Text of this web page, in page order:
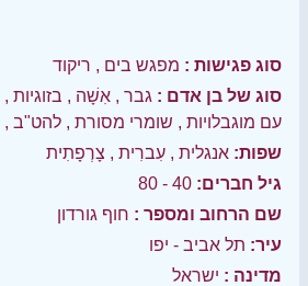
סוג פגישות : מפגש בים , ריקוד
סוג של בן אדם : גבר , אִשָׁה , בזוגיות ,
עם מוגבלויות , שומרי מסורת , להט"ב ,
שפות: אנגלית , עִברִית , צָרְפָתִית
גיל חברים: 40 - 80
שם הרחוב ומספר : חוף גורדון
עיר: תל אביב - יפו
מדינה : ישראל